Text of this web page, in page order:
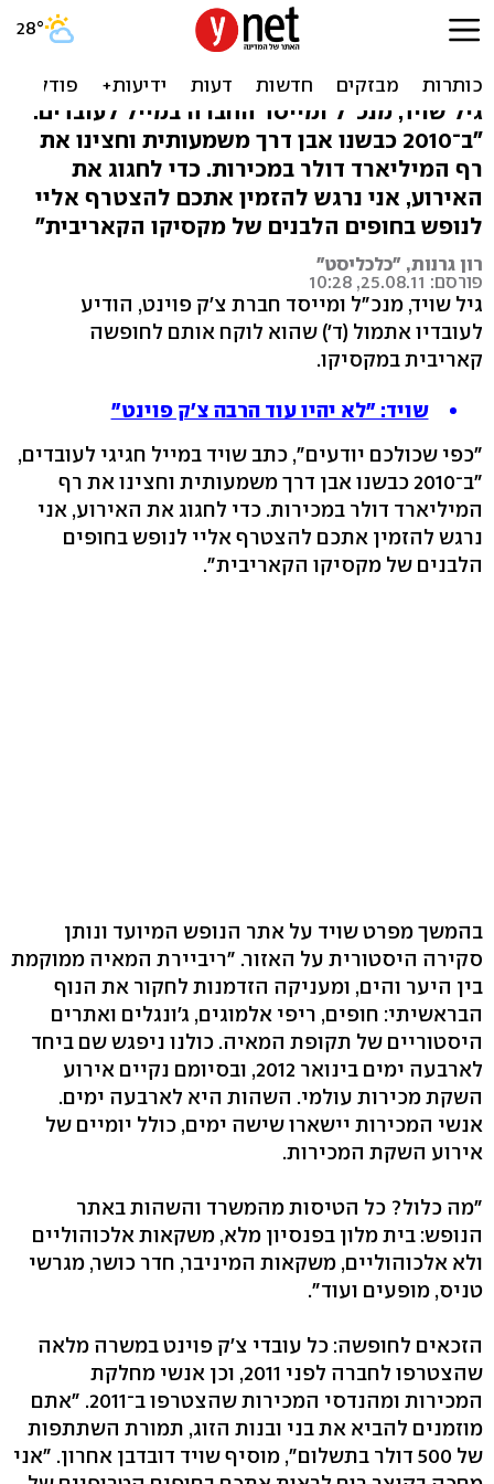
צ'ק פוינט מפנקת: חופשה
לכל העובדים במקסיקו
גיל שויד, מנכ"ל ומייסד החברה במייל לעובדים:
"ב־2010 כבשנו אבן דרך משמעותית וחצינו את
רף המיליארד דולר במכירות. כדי לחגוג את
האירוע, אני נרגש להזמין אתכם להצטרף אליי
לנופש בחופים הלבנים של מקסיקו הקאריבית"
רון גרנות, "כלכליסט"
פורסם: 25.08.11, 10:28
גיל שויד, מנכ"ל ומייסד חברת צ'ק פוינט, הודיע
לעובדיו אתמול (ד') שהוא לוקח אותם לחופשה
קאריבית במקסיקו.
שויד: "לא יהיו עוד הרבה צ'ק פוינט"
"כפי שכולכם יודעים", כתב שויד במייל חגיגי לעובדים,
"ב־2010 כבשנו אבן דרך משמעותית וחצינו את רף
המיליארד דולר במכירות. כדי לחגוג את האירוע, אני
נרגש להזמין אתכם להצטרף אליי לנופש בחופים
הלבנים של מקסיקו הקאריבית".
בהמשך מפרט שויד על אתר הנופש המיועד ונותן
סקירה היסטורית על האזור. "ריביירת המאיה ממוקמת
בין היער והים, ומעניקה הזדמנות לחקור את הנוף
הבראשיתי: חופים, ריפי אלמוגים, ג'ונגלים ואתרים
היסטוריים של תקופת המאיה. כולנו ניפגש שם ביחד
לארבעה ימים בינואר 2012, ובסיומם נקיים אירוע
השקת מכירות עולמי. השהות היא לארבעה ימים.
אנשי המכירות יישארו שישה ימים, כולל יומיים של
אירוע השקת המכירות.
"מה כלול? כל הטיסות מהמשרד והשהות באתר
הנופש: בית מלון בפנסיון מלא, משקאות אלכוהוליים
ולא אלכוהוליים, משקאות המיניבר, חדר כושר, מגרשי
טניס, מופעים ועוד".
הזכאים לחופשה: כל עובדי צ'ק פוינט במשרה מלאה
שהצטרפו לחברה לפני 2011, וכן אנשי מחלקת
המכירות ומהנדסי המכירות שהצטרפו ב־2011. "אתם
מוזמנים להביא את בני ובנות הזוג, תמורת השתתפות
של 500 דולר בתשלום", מוסיף שויד דובדבן אחרון. "אני